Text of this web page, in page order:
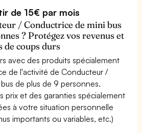
de 15€ par mois
/ Conductrice de mini bus
? Protégez vos revenus et
de coups durs
avec des produits spécialement
de l'activité de Conducteur /
de plus de 9 personnes.
prix et des garanties spécialement
à votre situation personnelle
importants ou variables, etc.)